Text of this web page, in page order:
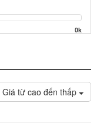
0k
Giá từ cao đến thấp